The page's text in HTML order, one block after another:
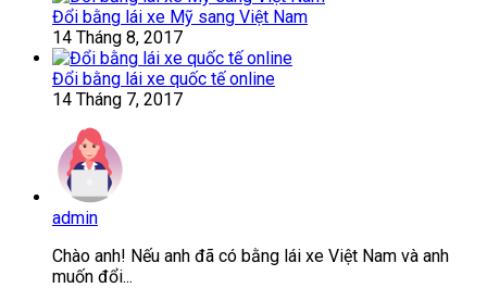
Đổi bằng lái xe Mỹ sang Việt Nam
14 Tháng 8, 2017
Đổi bằng lái xe quốc tế online
14 Tháng 7, 2017
admin
Chào anh! Nếu anh đã có bằng lái xe Việt Nam và anh
muốn đổi...